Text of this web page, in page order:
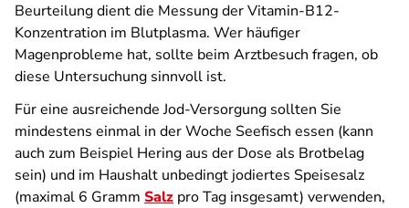
Beurteilung dient die Messung der Vitamin-B12-
Konzentration im Blutplasma. Wer häufiger
Magenprobleme hat, sollte beim Arztbesuch fragen, ob
diese Untersuchung sinnvoll ist.
Für eine ausreichende Jod-Versorgung sollten Sie
mindestens einmal in der Woche Seefisch essen (kann
auch zum Beispiel Hering aus der Dose als Brotbelag
sein) und im Haushalt unbedingt jodiertes Speisesalz
(maximal 6 Gramm Salz pro Tag insgesamt) verwenden,